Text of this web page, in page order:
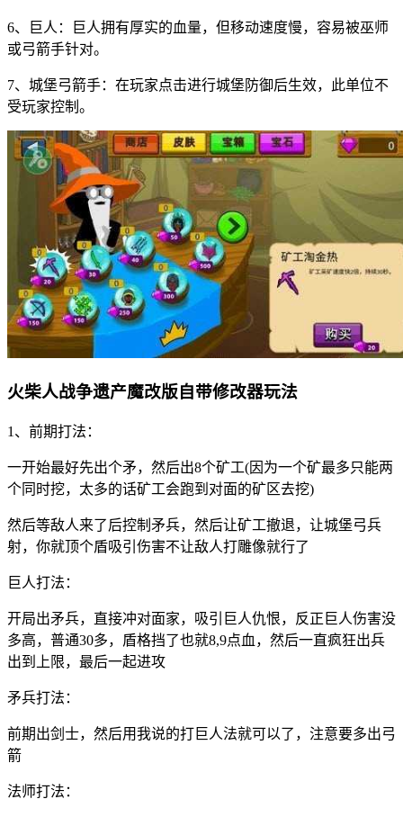
6、巨人：巨人拥有厚实的血量，但移动速度慢，容易被巫师
或弓箭手针对。
7、城堡弓箭手：在玩家点击进行城堡防御后生效，此单位不
受玩家控制。
火柴人战争遗产魔改版自带修改器玩法
1、前期打法：
一开始最好先出个矛，然后出8个矿工(因为一个矿最多只能两
个同时挖，太多的话矿工会跑到对面的矿区去挖)
然后等敌人来了后控制矛兵，然后让矿工撤退，让城堡弓兵
射，你就顶个盾吸引伤害不让敌人打雕像就行了
巨人打法：
开局出矛兵，直接冲对面家，吸引巨人仇恨，反正巨人伤害没
多高，普通30多，盾格挡了也就8,9点血，然后一直疯狂出兵
出到上限，最后一起进攻
矛兵打法：
前期出剑士，然后用我说的打巨人法就可以了，注意要多出弓
箭
法师打法：